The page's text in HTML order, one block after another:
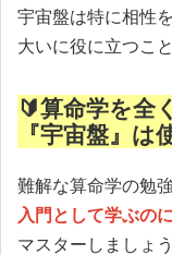
宇宙盤は特に相性
大いに役に立つこ
🔰算命学を全
『宇宙盤』は
難解な算命学の勉
入門として学ぶの
マスターしましょう